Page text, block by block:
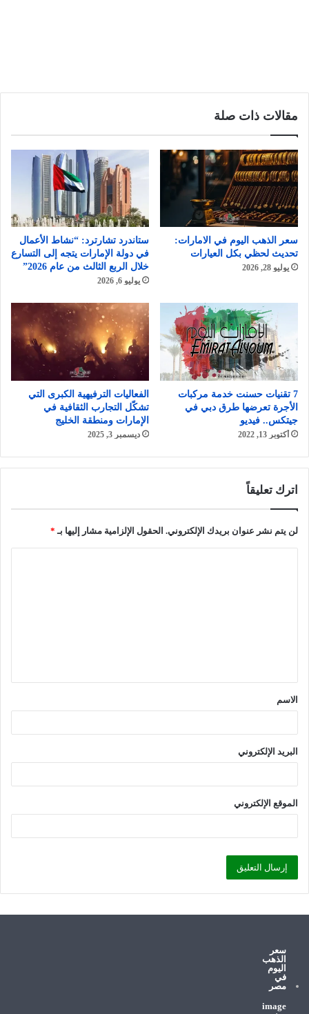
مقالات ذات صلة
سعر الذهب اليوم في الامارات:
تحديث لحظي بكل العيارات
يوليو 28, 2026
ستاندرد تشارترد: “نشاط الأعمال
في دولة الإمارات يتجه إلى التسارع
خلال الربع الثالث من عام 2026”
يوليو 6, 2026
7 تقنيات حسنت خدمة مركبات
الأجرة تعرضها طرق دبي في
جيتكس.. فيديو
أكتوبر 13, 2022
الفعاليات الترفيهية الكبرى التي
تشكّل التجارب الثقافية في
الإمارات ومنطقة الخليج
ديسمبر 3, 2025
اترك تعليقاً
لن يتم نشر عنوان بريدك الإلكتروني. الحقول الإلزامية مشار إليها بـ *
ق
*الاسم
البريد الإلكتروني
الموقع الإلكتروني
سعر
الذهب
اليوم
في
مصر
image